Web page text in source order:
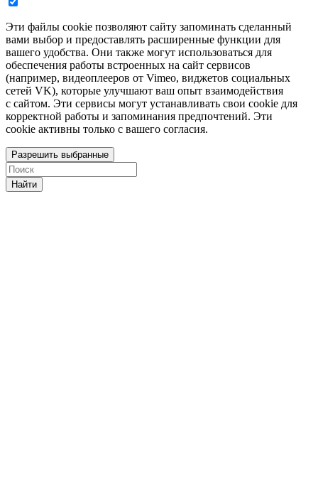
Эти файлы cookie позволяют сайту запоминать сделанный
вами выбор и предоставлять расширенные функции для
вашего удобства. Они также могут использоваться для
обеспечения работы встроенных на сайт сервисов
(например, видеоплееров от Vimeo, виджетов социальных
сетей VK), которые улучшают ваш опыт взаимодействия
с сайтом. Эти сервисы могут устанавливать свои cookie для
корректной работы и запоминания предпочтений. Эти
cookie активны только с вашего согласия.
Разрешить выбранные
Найти